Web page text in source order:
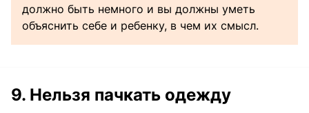
должно быть немного и вы должны уметь
объяснить себе и ребенку, в чем их смысл.
9. Нельзя пачкать одежду